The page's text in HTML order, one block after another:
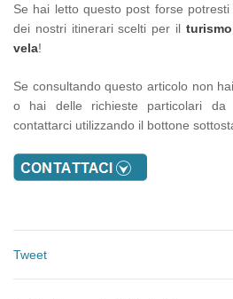
Se hai letto questo post forse
dei nostri itinerari scelti per il
vela!
Se consultando questo articolo non
o hai delle richieste particolari da
contattarci utilizzando il bottone
Tweet